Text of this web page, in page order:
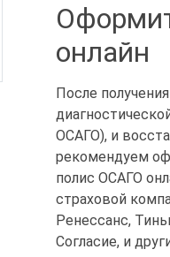
онлайн
После
ОСАГО), и
рекомендуем
полис ОСАГО
страховой
Ренессанс,
Согласие, и